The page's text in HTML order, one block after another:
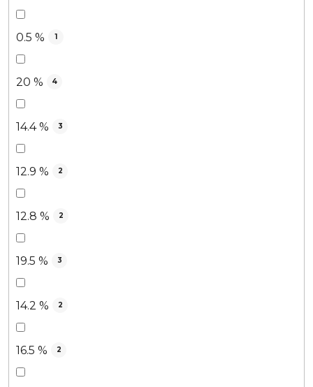
0.5 % 1
20 % 4
14.4 % 3
12.9 % 2
12.8 % 2
19.5 % 3
14.2 % 2
16.5 % 2